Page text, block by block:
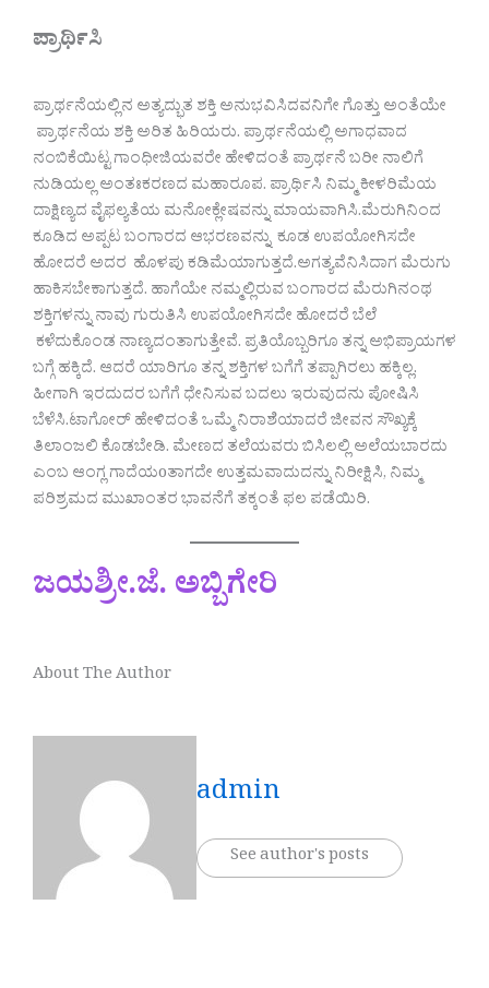
ಪ್ರಾರ್ಥಿಸಿ
ಪ್ರಾರ್ಥನೆಯಲ್ಲಿನ ಅತ್ಯದ್ಭುತ ಶಕ್ತಿ ಅನುಭವಿಸಿದವನಿಗೇ ಗೊತ್ತು ಅಂತೆಯೇ
ಪ್ರಾರ್ಥನೆಯ ಶಕ್ತಿ ಅರಿತ ಹಿರಿಯರು. ಪ್ರಾರ್ಥನೆಯಲ್ಲಿ ಅಗಾಧವಾದ
ನಂಬಿಕೆಯಿಟ್ಟ ಗಾಂಧೀಜಿಯವರೇ ಹೇಳಿದಂತೆ ಪ್ರಾರ್ಥನೆ ಬರೀ ನಾಲಿಗೆ
ನುಡಿಯಲ್ಲ ಅಂತಃಕರಣದ ಮಹಾರೂಪ. ಪ್ರಾರ್ಥಿಸಿ ನಿಮ್ಮ ಕೀಳರಿಮೆಯ
ದಾಕ್ಷಿಣ್ಯದ ವೈಫಲ್ಯತೆಯ ಮನೋಕ್ಲೇಷವನ್ನು ಮಾಯವಾಗಿಸಿ.ಮೆರುಗಿನಿಂದ
ಕೂಡಿದ ಅಪ್ಪಟ ಬಂಗಾರದ ಆಭರಣವನ್ನು ಕೂಡ ಉಪಯೋಗಿಸದೇ
ಹೋದರೆ ಅದರ ಹೊಳಪು ಕಡಿಮೆಯಾಗುತ್ತದೆ.ಅಗತ್ಯವೆನಿಸಿದಾಗ ಮೆರುಗು
ಹಾಕಿಸಬೇಕಾಗುತ್ತದೆ. ಹಾಗೆಯೇ ನಮ್ಮಲ್ಲಿರುವ ಬಂಗಾರದ ಮೆರುಗಿನಂಥ
ಶಕ್ತಿಗಳನ್ನು ನಾವು ಗುರುತಿಸಿ ಉಪಯೋಗಿಸದೇ ಹೋದರೆ ಬೆಲೆ
ಕಳೆದುಕೊಂಡ ನಾಣ್ಯದಂತಾಗುತ್ತೇವೆ. ಪ್ರತಿಯೊಬ್ಬರಿಗೂ ತನ್ನ ಅಭಿಪ್ರಾಯಗಳ
ಬಗ್ಗೆ ಹಕ್ಕಿದೆ. ಆದರೆ ಯಾರಿಗೂ ತನ್ನ ಶಕ್ತಿಗಳ ಬಗೆಗೆ ತಪ್ಪಾಗಿರಲು ಹಕ್ಕಿಲ್ಲ.
ಹೀಗಾಗಿ ಇರದುದರ ಬಗೆಗೆ ಧೇನಿಸುವ ಬದಲು ಇರುವುದನು ಪೋಷಿಸಿ
ಬೆಳೆಸಿ.ಟಾಗೋರ್ ಹೇಳಿದಂತೆ ಒಮ್ಮೆ ನಿರಾಶೆಯಾದರೆ ಜೀವನ ಸೌಖ್ಯಕ್ಕೆ
ತಿಲಾಂಜಲಿ ಕೊಡಬೇಡಿ. ಮೇಣದ ತಲೆಯವರು ಬಿಸಿಲಲ್ಲಿ ಅಲೆಯಬಾರದು
ಎಂಬ ಆಂಗ್ಲ ಗಾದೆಯoತಾಗದೇ ಉತ್ತಮವಾದುದನ್ನು ನಿರೀಕ್ಷಿಸಿ, ನಿಮ್ಮ
ಪರಿಶ್ರಮದ ಮುಖಾಂತರ ಭಾವನೆಗೆ ತಕ್ಕಂತೆ ಫಲ ಪಡೆಯಿರಿ.
ಜಯಶ್ರೀ.ಜೆ. ಅಬ್ಬಿಗೇರಿ
About The Author
admin
See author's posts